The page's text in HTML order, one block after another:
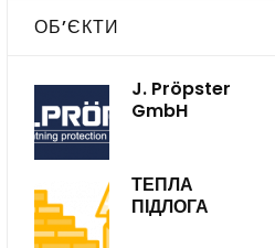
ОБ’ЄКТИ
J. Pröpster
GmbH
ТЕПЛА
ПІДЛОГА